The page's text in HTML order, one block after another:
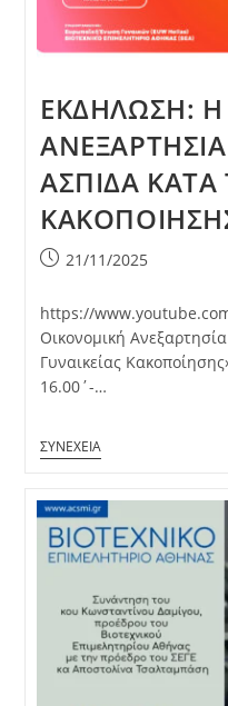
ΕΚΔΗΛΩΣΗ:
ΑΣΠΙΔΑ ΚΑΤΑ
Post21/11/2025
https://
Οικονομική
Γυναικείας
16.00΄-…